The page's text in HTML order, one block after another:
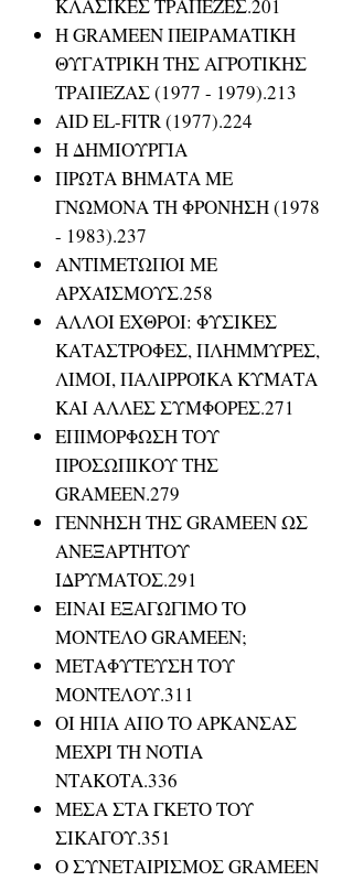
ΚΛΑΣΙΚΕΣ ΤΡΑΠΕΖΕΣ.201
Η GRAMEEN ΠΕΙΡΑΜΑΤΙΚΗ
ΘΥΓΑΤΡΙΚΗ ΤΗΣ ΑΓΡΟΤΙΚΗΣ
ΤΡΑΠΕΖΑΣ (1977 - 1979).213
AID EL-FITR (1977).224
Η ΔΗΜΙΟΥΡΓΙΑ
ΠΡΩΤΑ ΒΗΜΑΤΑ ΜΕ
ΓΝΩΜΟΝΑ ΤΗ ΦΡΟΝΗΣΗ (1978
- 1983).237
ΑΝΤΙΜΕΤΩΠΟΙ ΜΕ
ΑΡΧΑΪΣΜΟΥΣ.258
ΑΛΛΟΙ ΕΧΘΡΟΙ: ΦΥΣΙΚΕΣ
ΚΑΤΑΣΤΡΟΦΕΣ, ΠΛΗΜΜΥΡΕΣ,
ΛΙΜΟΙ, ΠΑΛΙΡΡΟΪΚΑ ΚΥΜΑΤΑ
ΚΑΙ ΑΛΛΕΣ ΣΥΜΦΟΡΕΣ.271
ΕΠΙΜΟΡΦΩΣΗ ΤΟΥ
ΠΡΟΣΩΠΙΚΟΥ ΤΗΣ
GRAMEEN.279
ΓΕΝΝΗΣΗ ΤΗΣ GRAMEEN ΩΣ
ΑΝΕΞΑΡΤΗΤΟΥ
ΙΔΡΥΜΑΤΟΣ.291
ΕΙΝΑΙ ΕΞΑΓΩΓΙΜΟ ΤΟ
ΜΟΝΤΕΛΟ GRAMEEN;
ΜΕΤΑΦΥΤΕΥΣΗ ΤΟΥ
ΜΟΝΤΕΛΟΥ.311
ΟΙ ΗΠΑ ΑΠΟ ΤΟ ΑΡΚΑΝΣΑΣ
ΜΕΧΡΙ ΤΗ ΝΟΤΙΑ
ΝΤΑΚΟΤΑ.336
ΜΕΣΑ ΣΤΑ ΓΚΕΤΟ ΤΟΥ
ΣΙΚΑΓΟΥ.351
Ο ΣΥΝΕΤΑΙΡΙΣΜΟΣ GRAMEEN